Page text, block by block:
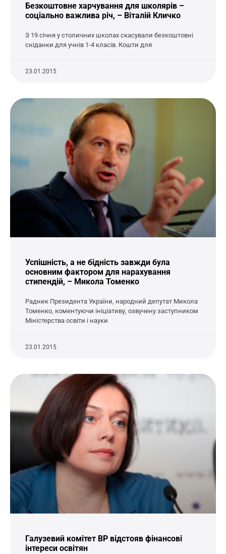
Безкоштовне харчування для школярів –
соціально важлива річ, – Віталій Кличко
З 19 січня у столичних школах скасували безкоштовні
сніданки для учнів 1-4 класів. Кошти для
23.01.2015
Успішність, а не бідність завжди була
основним фактором для нарахування
стипендій, – Микола Томенко
Радник Президента України, народний депутат Микола
Томенко, коментуючи ініціативу, озвучену заступником
Міністерства освіти і науки
23.01.2015
Галузевий комітет ВР відстояв фінансові
інтереси освітян